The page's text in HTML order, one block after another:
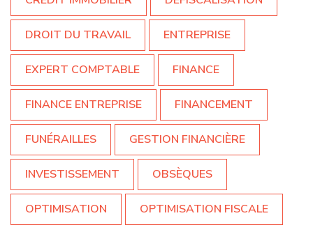
DROIT DU TRAVAIL ENTREPRISE
EXPERT COMPTABLE FINANCE
FINANCE ENTREPRISE FINANCEMENT
FUNÉRAILLES GESTION FINANCIÈRE
INVESTISSEMENT OBSÈQUES
OPTIMISATION OPTIMISATION FISCALE